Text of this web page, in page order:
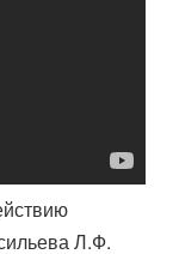
Л.Ф.